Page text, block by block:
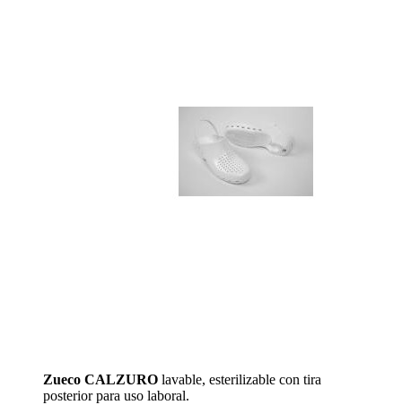
Zueco CALZURO lavable, esterilizable con tira
posterior para uso laboral.